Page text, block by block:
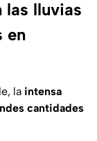
las lluvias
en
la intensa
cantidades